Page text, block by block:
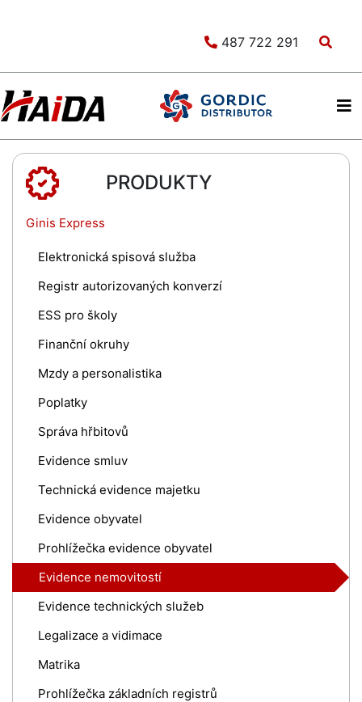
487 722 291
PRODUKTY
Ginis Express
Elektronická spisová služba
Registr autorizovaných konverzí
ESS pro školy
Finanční okruhy
Mzdy a personalistika
Poplatky
Správa hřbitovů
Evidence smluv
Technická evidence majetku
Evidence obyvatel
Prohlížečka evidence obyvatel
Evidence nemovitostí
Evidence technických služeb
Legalizace a vidimace
Matrika
Prohlížečka základních registrů